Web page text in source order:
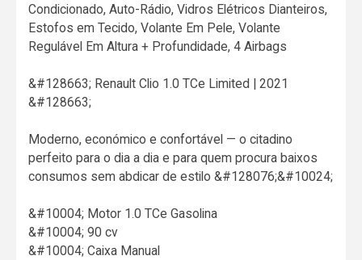
Condicionado, Auto-Rádio, Vidros Elétricos Dianteiros,
Estofos em Tecido, Volante Em Pele, Volante
Regulável Em Altura + Profundidade, 4 Airbags
&#128663; Renault Clio 1.0 TCe Limited | 2021
&#128663;
Moderno, económico e confortável — o citadino
perfeito para o dia a dia e para quem procura baixos
consumos sem abdicar de estilo &#128076;&#10024;
&#10004; Motor 1.0 TCe Gasolina
&#10004; 90 cv
&#10004; Caixa Manual